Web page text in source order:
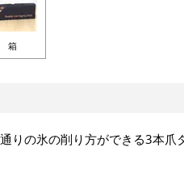
箱
りの氷の削り方ができる3本爪